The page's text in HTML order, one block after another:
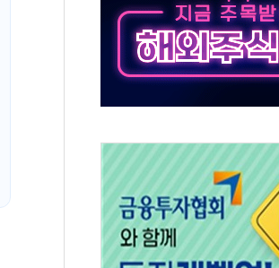
판매, 역대 최대폭 감소한 9.4%↓…유통업계 양극
부 특사'로 콜롬비아 대통령 취임식 참석
울진 시간당 30mm 강한 비...호우 피해 없어